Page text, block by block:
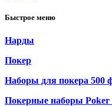
Быстрое меню
Нарды
Покер
Наборы для покера 500
Покерные наборы Poker